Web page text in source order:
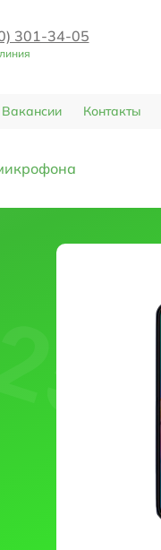
301-34-05
Вакансии Контакты